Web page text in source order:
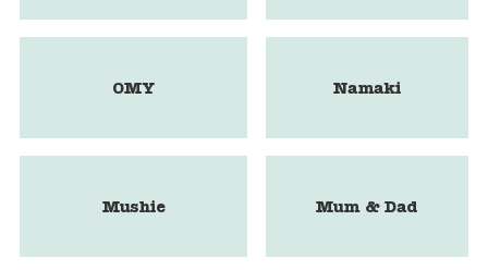
OMY Namaki
Mushie Mum & Dad